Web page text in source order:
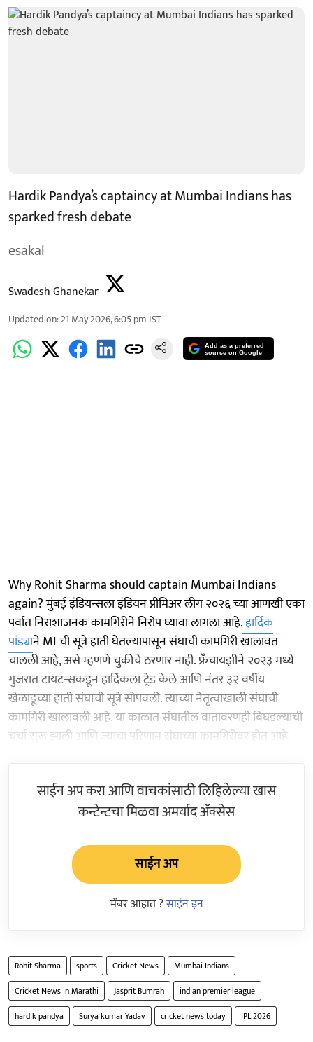
Hardik Pandya’s captaincy at Mumbai Indians has
sparked fresh debate
esakal
Swadesh Ghanekar
Updated on:21 May 2026, 6:05 pm IST
Add as a preferred
source on Google
Why Rohit Sharma should captain Mumbai Indians
again? मुंबई इंडियन्सला इंडियन प्रीमिअर लीग २०२६ च्या आणखी एका
पर्वात निराशाजनक कामगिरीने निरोप घ्यावा लागला आहे.हार्दिक
पांड्याने MI ची सूत्रे हाती घेतल्यापासून संघाची कामगिरी खालावत
चालली आहे, असे म्हणणे चुकीचे ठरणार नाही. फ्रँचायझीने २०२३ मध्ये
गुजरात टायटन्सकडून हार्दिकला ट्रेड केले आणि नंतर ३२ वर्षीय
खेळाडूच्या हाती संघाची सूत्रे सोपवली. त्याच्या नेतृत्वाखाली संघाची
कामगिरी खालावली आहे. या काळात संघातील वातावरणही बिघडल्याची
चर्चा सुरू झाली आणि ज्याचा परिणाम संघाच्या कामगिरीवर होत आहे.
साईन अप करा आणि वाचकांसाठी लिहिलेल्या खास
कन्टेन्टचा मिळवा अमर्याद ॲक्सेस
साईन अप
मेंबर आहात ?साईन इन
Rohit Sharma sports Cricket News
Mumbai Indians
Cricket News in Marathi
Jasprit Bumrah
indian premier league
hardik pandya
Surya kumar Yadav cricket news today IPL 2026